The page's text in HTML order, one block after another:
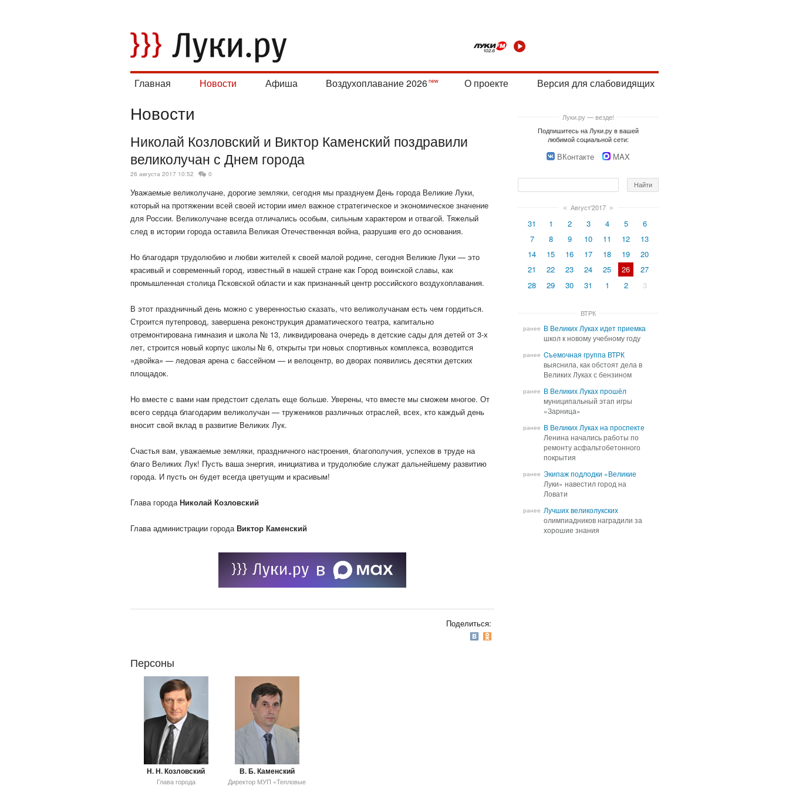
Главная Новости Афиша Воздухоплавание 2026 О проекте Версия для слабовидящих
Новости
Николай Козловский и Виктор Каменский поздравили
великолучан с Днем города
26 августа 2017 10:52 0
Уважаемые великолучане, дорогие земляки, сегодня мы празднуем День города Великие Луки,
который на протяжении всей своей истории имел важное стратегическое и экономическое значение
для России. Великолучане всегда отличались особым, сильным характером и отвагой. Тяжелый
след в истории города оставила Великая Отечественная война, разрушив его до основания.
Но благодаря трудолюбию и любви жителей к своей малой родине, сегодня Великие Луки — это
красивый и современный город, известный в нашей стране как Город воинской славы, как
промышленная столица Псковской области и как признанный центр российского воздухоплавания.
В этот праздничный день можно с уверенностью сказать, что великолучанам есть чем гордиться.
Строится путепровод, завершена реконструкция драматического театра, капитально
отремонтирована гимназия и школа № 13, ликвидирована очередь в детские сады для детей от 3-х
лет, строится новый корпус школы № 6, открыты три новых спортивных комплекса, возводится
«двойка» — ледовая арена с бассейном — и велоцентр, во дворах появились десятки детских
площадок.
Но вместе с вами нам предстоит сделать еще больше. Уверены, что вместе мы сможем многое. От
всего сердца благодарим великолучан — тружеников различных отраслей, всех, кто каждый день
вносит свой вклад в развитие Великих Лук.
Счастья вам, уважаемые земляки, праздничного настроения, благополучия, успехов в труде на
благо Великих Лук! Пусть ваша энергия, инициатива и трудолюбие служат дальнейшему развитию
города. И пусть он будет всегда цветущим и красивым!
Глава городаНиколай Козловский
Глава администрации городаВиктор Каменский
Поделиться:
Персоны
Н. Н. Козловский
Глава города
В. Б. Каменский
Директор МУП «Тепловые
Луки.ру — везде!
Подпишитесь на Луки.ру в вашей
любимой социальной сети:
ВКонтакте MAX
◄ Август'2017 ►
31 1 2 3 4 5
6
7
8 9 10 11 12
13
14
15 16 17 18 19
20
21
22 23 24 25 26
27
28
29 30 31 1 2 3
ВТРК
ранее В Великих Луках идет приемка
школ к новому учебному году
В Великих Луках идет приемка
школ к новому учебному году
ранее Cъемочная группа ВТРК
выяснила, как обстоят дела в
Великих Луках с бензином
Cъемочная группа ВТРК
выяснила, как обстоят дела в
Великих Луках с бензином
ранее В Великих Луках прошёл
муниципальный этап игры
«Зарница»
В Великих Луках прошёл
муниципальный этап игры
«Зарница»
ранее В Великих Луках на проспекте
Ленина начались работы по
ремонту асфальтобетонного
покрытия
В Великих Луках на проспекте
Ленина начались работы по
ремонту асфальтобетонного
покрытия
ранее Экипаж подлодки «Великие
Луки» навестил город на
Ловати
Экипаж подлодки «Великие
Луки» навестил город на
Ловати
ранее Лучших великолукских
олимпиадников наградили за
хорошие знания
Лучших великолукских
олимпиадников наградили за
хорошие знания